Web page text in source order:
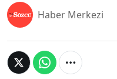
Haber Merkezi